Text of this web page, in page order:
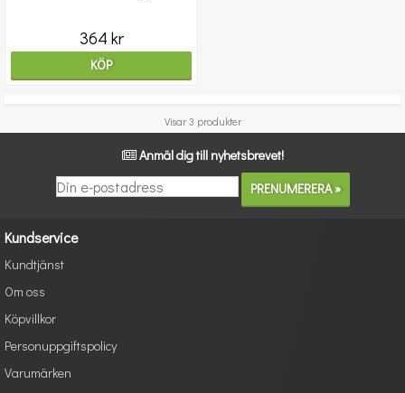
364 kr
KÖP
Visar 3 produkter
Anmäl dig till nyhetsbrevet!
Kundservice
Kundtjänst
Om oss
Köpvillkor
Personuppgiftspolicy
Varumärken